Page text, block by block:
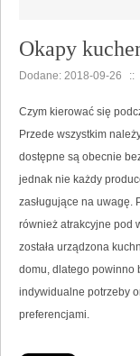
Okapy
Dodane: 2018-09-26 ::
Czym kierować się
Przede wszystkim
dostępne są obecnie
jednak nie każdy
zasługujące na uwagę.
również atrakcyjne pod
została urządzona
domu, dlatego powinno
indywidualne potrzeby
preferencjami.